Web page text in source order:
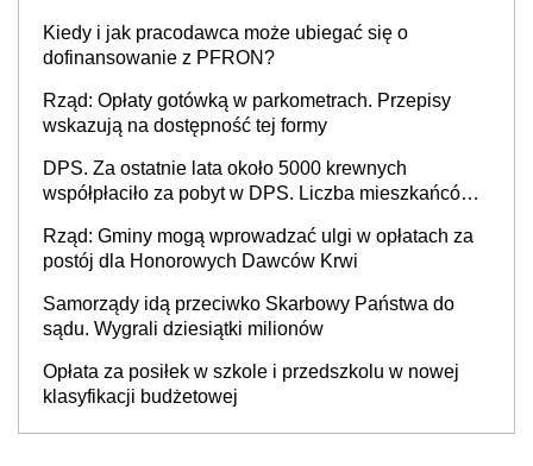
Kiedy i jak pracodawca może ubiegać się o
dofinansowanie z PFRON?
Rząd: Opłaty gotówką w parkometrach. Przepisy
wskazują na dostępność tej formy
DPS. Za ostatnie lata około 5000 krewnych
współpłaciło za pobyt w DPS. Liczba mieszkańców
Rząd: Gminy mogą wprowadzać ulgi w opłatach za
postój dla Honorowych Dawców Krwi
Samorządy idą przeciwko Skarbowy Państwa do
sądu. Wygrali dziesiątki milionów
Opłata za posiłek w szkole i przedszkolu w nowej
klasyfikacji budżetowej